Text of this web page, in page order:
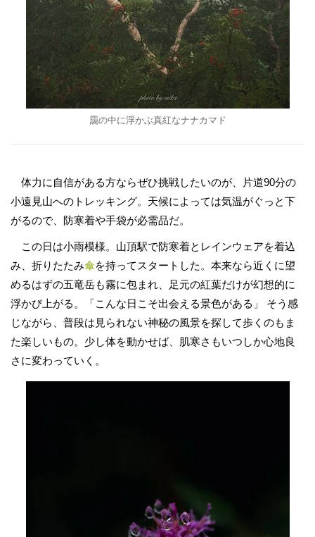
靄の中に浮かぶ真紅なナナカマド
体力に自信がある方ならぜひ挑戦したいのが、片道90分の
小遠見山へのトレッキング。天候によっては気温がぐっと下
がるので、防寒着や手袋が必需品だ。
この日は小雨模様。山頂駅で防寒着とレインウェアを着込
み、折りたたみ傘を持ってスタートした。本来なら近くに望
めるはずの五竜岳も霧に包まれ、足元の紅葉だけが幻想的に
浮かび上がる。「こんな日こそ出会える景色がある」 そう感
じながら、普段は見られない神秘の風景を探して歩くのもま
た楽しいもの。少し体を動かせば、肌寒さもいつしか心地良
さに変わっていく。